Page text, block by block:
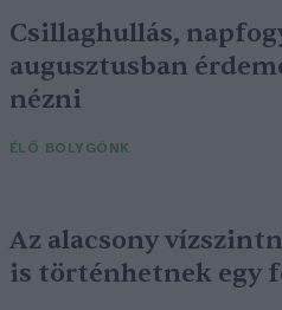
Csillaghullás,
augusztusban
nézni
ÉLŐ BOLYGÓNK
Az alacsony
is történhetnek egy